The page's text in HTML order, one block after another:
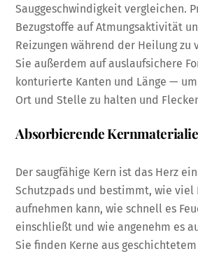
Sauggeschwindigkeit vergleichen.
Bezugstoffe auf Atmungsaktivität
Reizungen während der Heilung zu
Sie außerdem auf auslaufsichere
konturierte Kanten und Länge —
Ort und Stelle zu halten und
Absorbierende
Der saugfähige Kern ist das Herz
Schutzpads und bestimmt, wie viel
aufnehmen kann, wie schnell es
einschließt und wie angenehm es
Sie finden Kerne aus